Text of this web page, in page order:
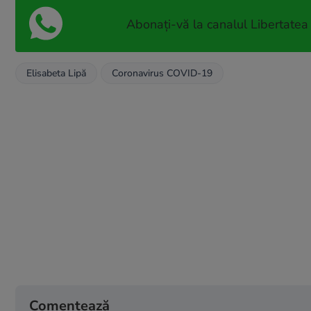
Abonați-vă la canalul
Elisabeta Lipă Coronavirus COVID-19
Comentează